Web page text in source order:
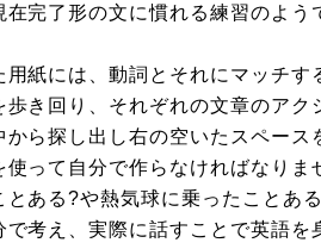
在完了形の文に慣れる練習のよう
紙には、動詞とそれにマッチ
き回り、それぞれの文章のア
ら探し出し右の空いたスペー
使って自分で作らなければなり
とある?や熱気球に乗ったことあ
考え、実際に話すことで英語